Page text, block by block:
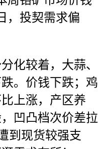
，投契需求偏
较着，大蒜、
。价钱下跌；鸡
上涨，产区养
凹凸档次价差拉
到现货较强支